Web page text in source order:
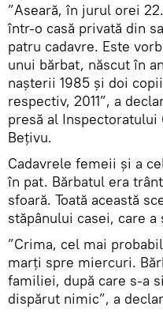
”Aseară, în jurul orei
într-o casă privată din
patru cadavre. Este
unui bărbat, născut în
nașterii 1985 și doi
respectiv, 2011”, a
presă al Inspectoratului
Bețivu.
Cadavrele femeii și a
în pat. Bărbatul era
sfoară. Toată această
stăpânului casei, care
”Crima, cel mai
marți spre miercuri.
familiei, după care s-a
dispărut nimic”, a